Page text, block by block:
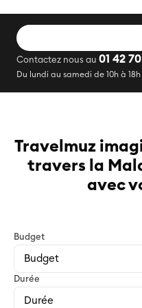
Contactez nous au 01 42
Du lundi au samedi de 10h à 18h
Travelmuz
travers la
avec
Budget
Durée